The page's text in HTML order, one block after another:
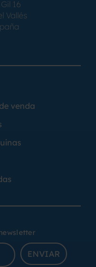
16
Vallés
venda
ENVIAR